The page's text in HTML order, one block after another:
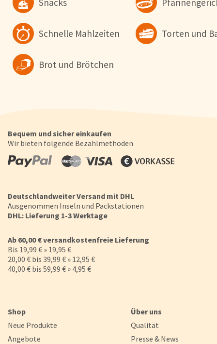
Schnelle Mahlzeiten Torten und
Brot und Brötchen
Bequem und sicher einkaufen
Wir bieten folgende Bezahlmethoden
Deutschlandweiter Versand mit DHL
Ausgenommen Inseln und Packstationen
DHL: Lieferung 1-3 Werktage
Ab 60,00 € versandkostenfreie Lieferung
Bis 19,99 € » 19,95 €
20,00 € bis 39,99 € » 12,95 €
40,00 € bis 59,99 € » 4,95 €
Shop
Neue Produkte
Angebote
Über uns
Qualität
Presse & News
Datenschutzerklärung
Alle
Konfigurieren